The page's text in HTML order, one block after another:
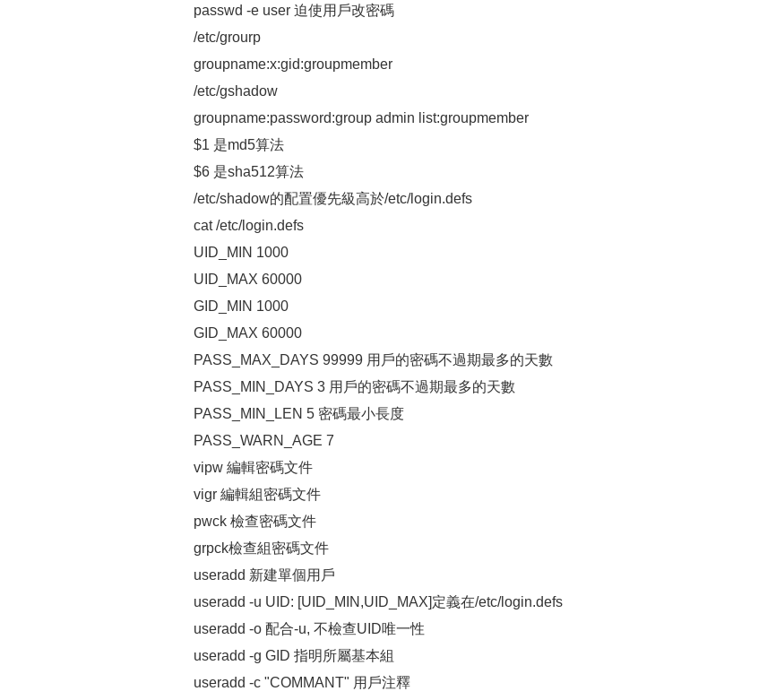
passwd -e user 迫使用戶改密碼
/etc/grourp
groupname:x:gid:groupmember
/etc/gshadow
groupname:password:group admin list:groupmember
$1 是md5算法
$6 是sha512算法
/etc/shadow的配置優先級高於/etc/login.defs
cat /etc/login.defs
UID_MIN 1000
UID_MAX 60000
GID_MIN 1000
GID_MAX 60000
PASS_MAX_DAYS 99999 用戶的密碼不過期最多的天數
PASS_MIN_DAYS 3 用戶的密碼不過期最多的天數
PASS_MIN_LEN 5 密碼最小長度
PASS_WARN_AGE 7
vipw 編輯密碼文件
vigr 編輯組密碼文件
pwck 檢查密碼文件
grpck檢查組密碼文件
useradd 新建單個用戶
useradd -u UID: [UID_MIN,UID_MAX]定義在/etc/login.defs
useradd -o 配合-u, 不檢查UID唯一性
useradd -g GID 指明所屬基本組
useradd -c "COMMANT" 用戶注釋